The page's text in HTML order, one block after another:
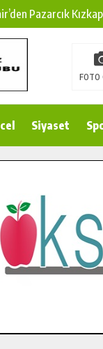
Pazarcık
Pazarcık
Uluslararası
Maraş
Komutanı
Köprüsünde Sona
FOTO
Siyaset